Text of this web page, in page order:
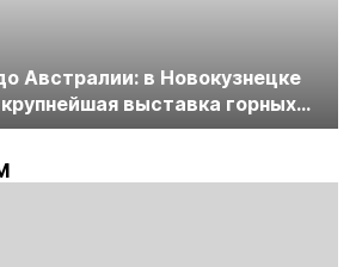
Австралии: в Новокузнецке
выставка горных
России. Уголь России и